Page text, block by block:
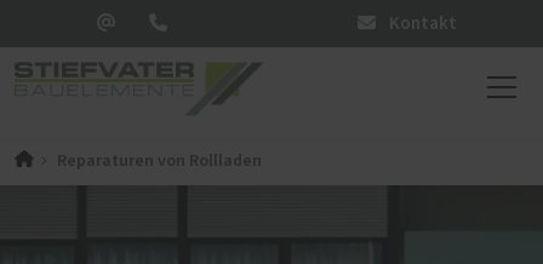
Kontakt
Reparaturen von Rollladen